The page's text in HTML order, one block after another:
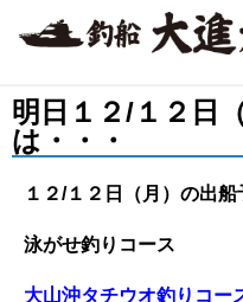
明日１２/１２日
は・・・
１２/１２ 日（月）の出船
泳がせ釣りコース
大山沖タチウオ釣りコー